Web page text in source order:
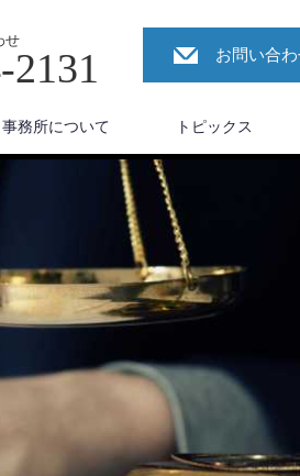
せ
2131 お問い合
事務所について トピックス